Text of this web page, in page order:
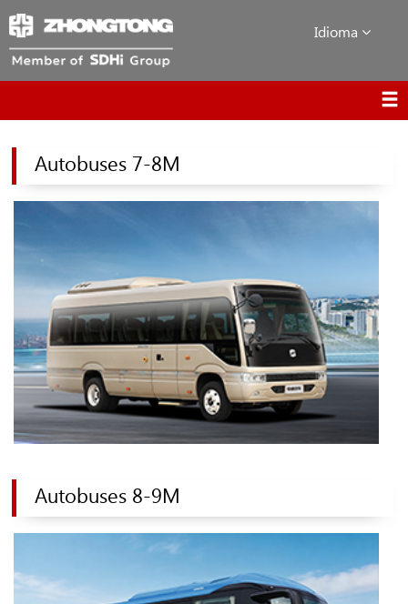
Idioma
Autobuses 7-8M
Autobuses 8-9M